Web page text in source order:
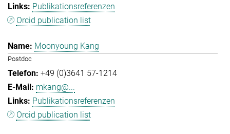
Publikationsreferenzen
Orcid publication list
Moonyoung Kang
Postdoc
+49 (0)3641 57-1214
mkang@...
Publikationsreferenzen
Orcid publication list